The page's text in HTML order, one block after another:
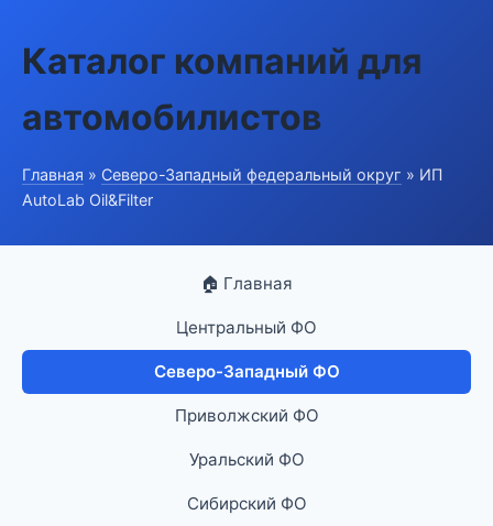
Каталог компаний для
автомобилистов
Главная » Северо-Западный федеральный округ » ИП
AutoLab Oil&Filter
🏠 Главная
Центральный ФО
Северо-Западный ФО
Приволжский ФО
Уральский ФО
Сибирский ФО